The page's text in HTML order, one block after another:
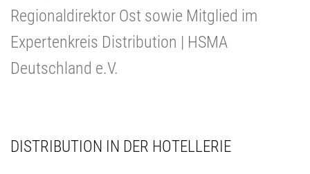
Regionaldirektor Ost sowie Mitglied im
Expertenkreis Distribution | HSMA
Deutschland e.V.
DISTRIBUTION IN DER HOTELLERIE